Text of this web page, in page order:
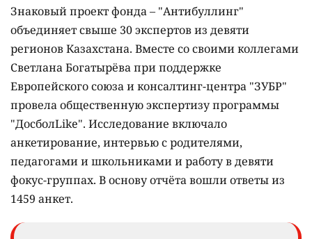
Знаковый проект фонда – "Антибуллинг"
объединяет свыше 30 экспертов из девяти
регионов Казахстана. Вместе со своими коллегами
Светлана Богатырёва при поддержке
Европейского союза и консалтинг-центра "ЗУБР"
провела общественную экспертизу программы
"ДосболLike". Исследование включало
анкетирование, интервью с родителями,
педагогами и школьниками и работу в девяти
фокус-группах. В основу отчёта вошли ответы из
1459 анкет.